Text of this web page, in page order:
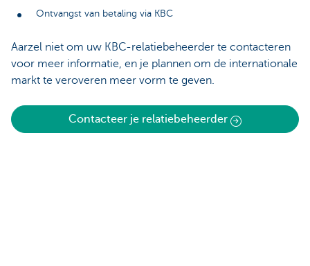
Ontvangst van betaling via KBC
Aarzel niet om uw KBC-relatiebeheerder te contacteren
voor meer informatie, en je plannen om de internationale
markt te veroveren meer vorm te geven.
Contacteer je relatiebeheerder